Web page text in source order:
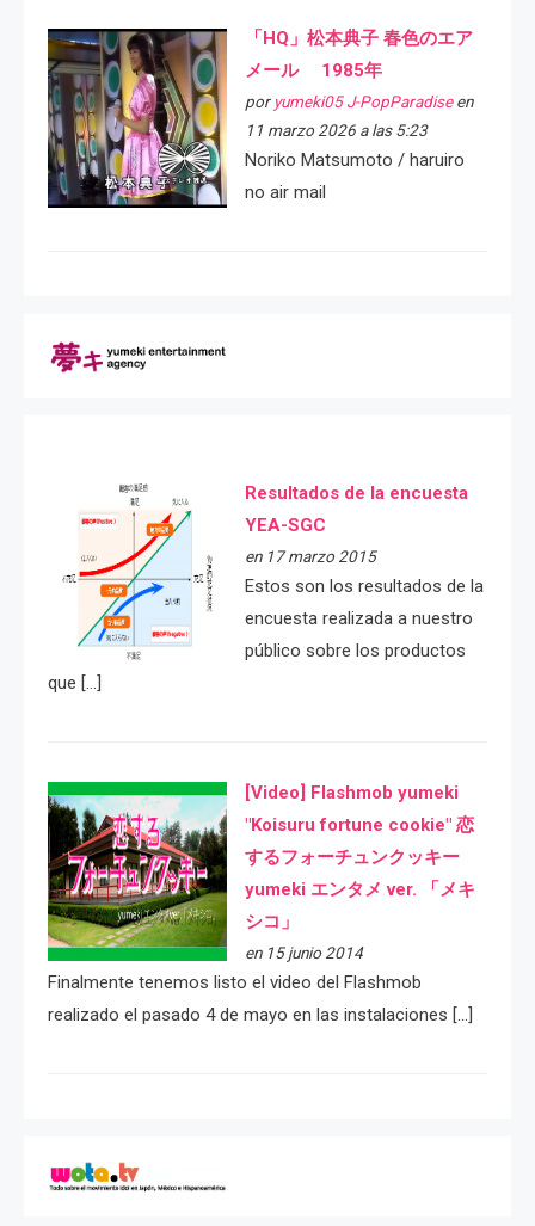
「HQ」松本典子 春色のエア
メール 1985年
por yumeki05 J-PopParadiseen
11 marzo 2026 a las 5:23
Noriko Matsumoto / haruiro
no air mail
Resultados de la encuesta
YEA-SGC
en 17 marzo 2015
Estos son los resultados de la
encuesta realizada a nuestro
público sobre los productos
que […]
[Video] Flashmob yumeki
"Koisuru fortune cookie" 恋
するフォーチュンクッキー
yumeki エンタメ ver. 「メキ
シコ」
en 15 junio 2014
Finalmente tenemos listo el video del Flashmob
realizado el pasado 4 de mayo en las instalaciones […]